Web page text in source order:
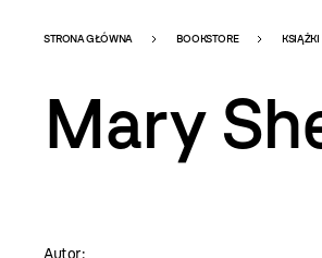
-
szablon
STRONA GŁÓWNA BOOKSTORE KSIĄŻKI
Mary
Autor: